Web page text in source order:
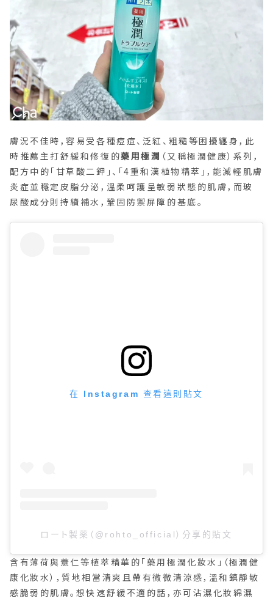
膚況不佳時，容易受各種痘痘、泛紅、粗糙等困擾纏身，此
時推薦主打舒緩和修復的藥用極潤 （又稱極潤健康）系列，
配方中的「甘草酸二鉀」、「4重和漢植物精萃」，能減輕肌膚
炎症並穩定皮脂分泌，溫柔呵護呈敏弱狀態的肌膚，而玻
尿酸成分則持續補水，鞏固防禦屏障的基底。
在 Instagram 查看這則貼文
ロート製薬（@rohto_official）分享的貼文
含有薄荷與薏仁等植萃精華的「藥用極潤化妝水」（極潤健
康化妝水），質地相當清爽且帶有微微清涼感，溫和鎮靜敏
感脆弱的肌膚。想快速舒緩不適的話，亦可沾濕化妝綿濕